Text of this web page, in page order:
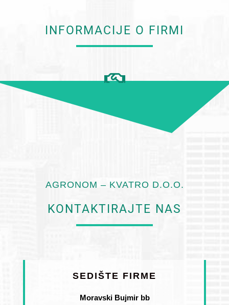
INFORMACIJE O FIRMI
AGRONOM – KVATRO D.O.O.
KONTAKTIRAJTE NAS
SEDIŠTE FIRME
Moravski Bujmir bb